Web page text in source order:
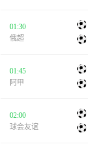
01:30
俄超
01:45
阿甲
02:00
球会友谊